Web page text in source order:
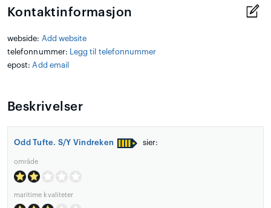
Kontaktinformasjon
webside: Add website
telefonnummer:
Legg til telefonnummer
epost: Add email
Beskrivelser
Odd Tufte. S/Y Vindreken sier:
område
maritime kvaliteter